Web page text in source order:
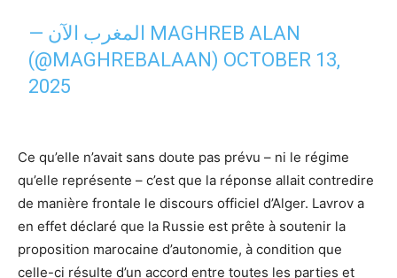
— المغرب الآن MAGHREB ALAN
(@MAGHREBALAAN) OCTOBER 13,
2025
Ce qu’elle n’avait sans doute pas prévu – ni le régime
qu’elle représente – c’est que la réponse allait contredire
de manière frontale le discours officiel d’Alger. Lavrov a
en effet déclaré que la Russie est prête à soutenir la
proposition marocaine d’autonomie, à condition que
celle-ci résulte d’un accord entre toutes les parties et